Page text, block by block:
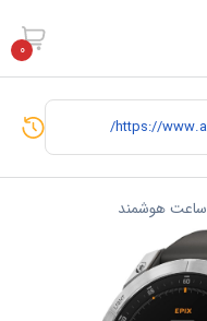
0
ساعت هوشمند